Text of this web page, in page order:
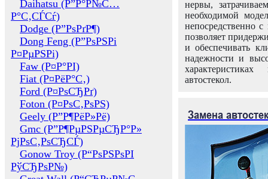
Daihatsu (Р”Р°Р№С…
Р°С‚СЃСѓ)
Dodge (Р”РѕРґР¶)
Dong Feng (Р”РѕРЅРі
Р¤РµРЅРі)
Faw (Р¤Р°РІ)
Fiat (Р¤РёР°С‚)
Ford (Р¤РѕСЂРґ)
Foton (Р¤РѕС‚РѕРЅ)
Geely (Р”Р¶РёР»Рё)
Gmc (Р”Р¶РµРЅРµСЂР°Р»
РјРѕС‚РѕСЂСЃ)
Gonow Troy (Р“РѕРЅРѕРІ
РўСЂРѕР№)
нервы,
необходимой
непосредственно
позволяет
и обеспечивать
надежности и
автостекол.
Замена